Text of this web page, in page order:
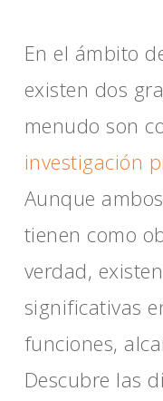
En el ámbito
existen dos
menudo son
investigación
Aunque
tienen como
verdad,
significativas
funciones,
Descubre las